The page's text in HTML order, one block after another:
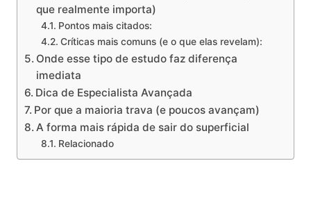
que realmente importa)
Pontos mais citados:
Críticas mais comuns (e o que elas revelam):
Onde esse tipo de estudo faz diferença
imediata
Dica de Especialista Avançada
Por que a maioria trava (e poucos avançam)
A forma mais rápida de sair do superficial
Relacionado